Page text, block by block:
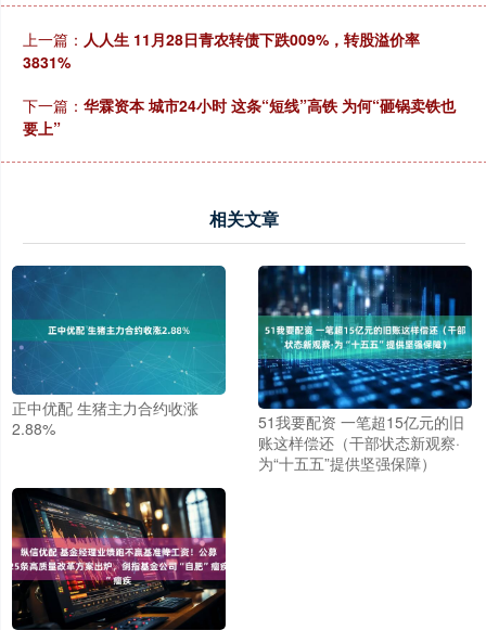
上一篇： 人人生 11月28日青农转债下跌009%，转股溢价率
3831%
下一篇： 华霖资本 城市24小时 这条“短线”高铁 为何“砸锅卖铁也
要上”
相关文章
正中优配 生猪主力合约收涨
2.88%
51我要配资 一笔超15亿元的旧
账这样偿还（干部状态新观察·
为“十五五”提供坚强保障）